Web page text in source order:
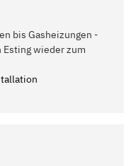
bis Gasheizungen -
wieder zum